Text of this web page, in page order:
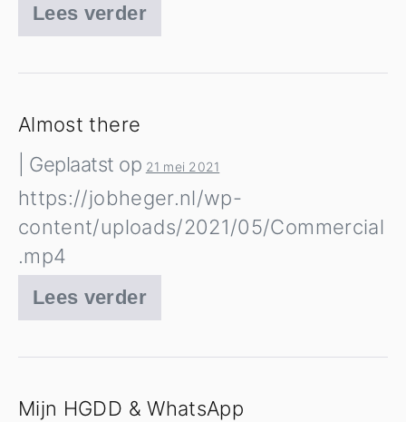
Lees verder
De
van
Workout
Almost there
Geplaatst op 21 mei 2021
https://jobheger.nl/wp-
content/uploads/2021/05/Commercial
.mp4
Lees verder
Almost
Mijn HGDD & WhatsApp